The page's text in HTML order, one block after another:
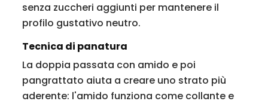
senza zuccheri aggiunti per mantenere il
profilo gustativo neutro.
Tecnica di panatura
La doppia passata con amido e poi
pangrattato aiuta a creare uno strato più
aderente: l'amido funziona come collante e